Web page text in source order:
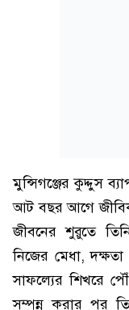
মুন্সিগঞ্জের কুদ্দুস
আট বছর আগে
জীবনের শুরুতে
নিজের মেধা,
সাফল্যের শিখরে
সম্পন্ন করার পর